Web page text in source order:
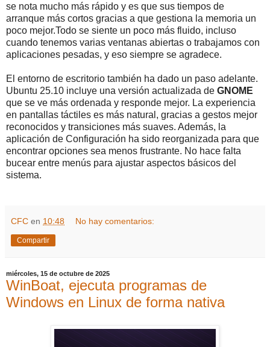
se nota mucho más rápido y es que sus tiempos de
arranque más cortos gracias a que gestiona la memoria un
poco mejor.Todo se siente un poco más fluido, incluso
cuando tenemos varias ventanas abiertas o trabajamos con
aplicaciones pesadas, y eso siempre se agradece.
El entorno de escritorio también ha dado un paso adelante.
Ubuntu 25.10 incluye una versión actualizada de GNOME
que se ve más ordenada y responde mejor. La experiencia
en pantallas táctiles es más natural, gracias a gestos mejor
reconocidos y transiciones más suaves. Además, la
aplicación de Configuración ha sido reorganizada para que
encontrar opciones sea menos frustrante. No hace falta
bucear entre menús para ajustar aspectos básicos del
sistema.
CFC en 10:48 No hay comentarios:
Compartir
miércoles, 15 de octubre de 2025
WinBoat, ejecuta programas de
Windows en Linux de forma nativa